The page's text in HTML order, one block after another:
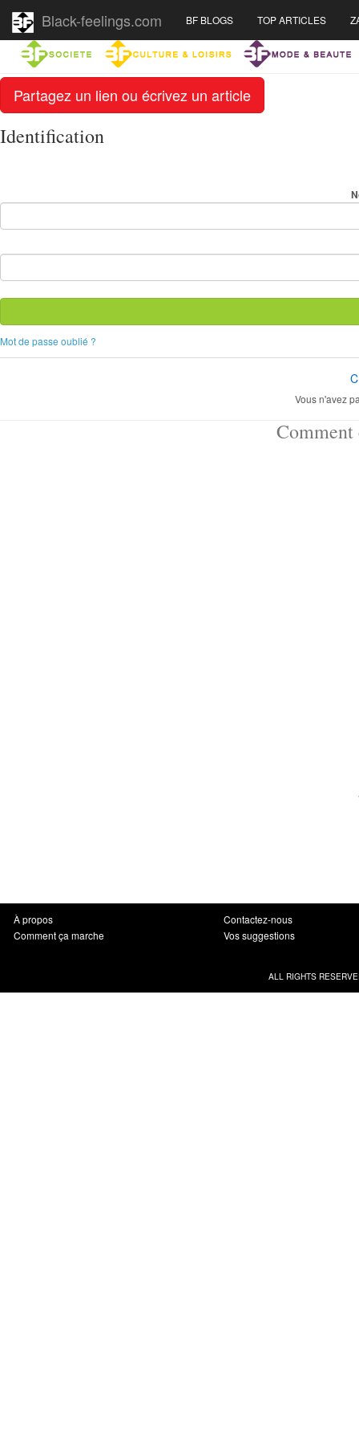
Partagez un lien ou écrivez un article
Black-feelings.com BF BLOGS TOP ARTICLES
Identification
Mot de passe oublié ?
Vous n'avez
Comment
À propos
Comment ça marche
Contactez-nous
Vos suggestions
ALL RIGHTS